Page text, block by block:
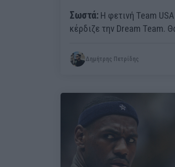
Σωστά: Η φετινή Team
κέρδιζε την Dream Team.
Δημήτρης Πετρίδης